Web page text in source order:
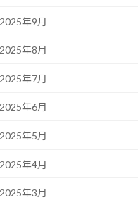
2025年9月
2025年8月
2025年7月
2025年6月
2025年5月
2025年4月
2025年3月